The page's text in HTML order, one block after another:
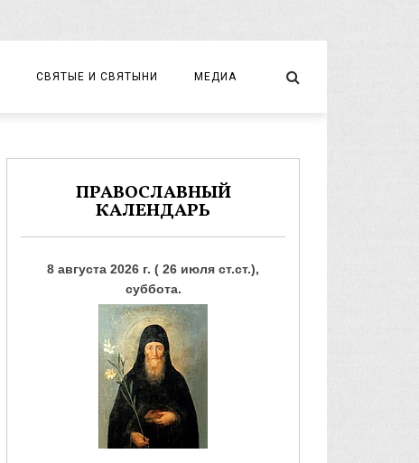
СВЯТЫЕ И СВЯТЫНИ МЕДИА
ФОТО
ПРАВОСЛАВНЫЙ
КАЛЕНДАРЬ
8 августа 2026 г. ( 26 июля ст.ст.),
суббота.